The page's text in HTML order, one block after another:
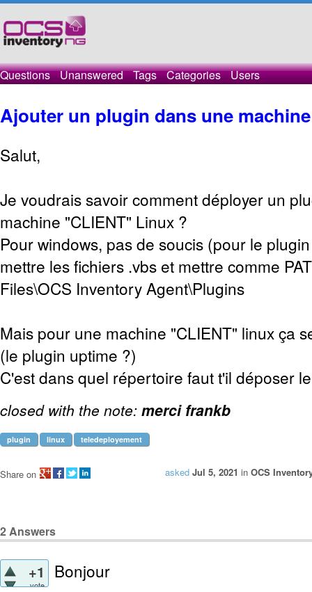
Questions Unanswered Tags Categories Users
Ajouter un plugin dans une
Salut,
Je voudrais savoir comment déployer un
machine "CLIENT" Linux ?
Pour windows, pas de soucis (pour le
mettre les fichiers .vbs et mettre comme
Files\OCS Inventory Agent\Plugins
Mais pour une machine "CLIENT" linux ça
(le plugin uptime ?)
C'est dans quel répertoire faut t'il déposer
closed with the note: merci frankb
plugin linux teledeployement
asked Jul 5, 2021 in OCS
Share on
2Answers
+1
vote
Bonjour